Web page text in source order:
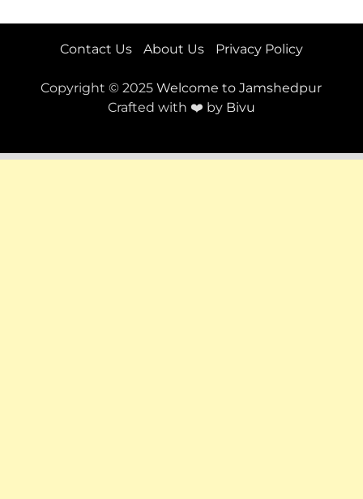
Contact Us About Us Privacy Policy
Copyright © 2025Welcome to Jamshedpur
Crafted with ❤️ by Bivu